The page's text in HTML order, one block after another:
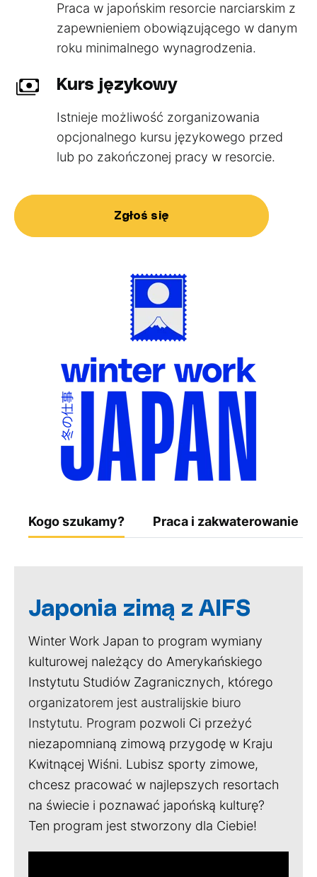
Praca w japońskim resorcie narciarskim z
zapewnieniem obowiązującego w danym
roku minimalnego wynagrodzenia.
Kurs językowy
Istnieje możliwość zorganizowania
opcjonalnego kursu językowego przed
lub po zakończonej pracy w resorcie.
Zgłoś się
Kogo szukamy? Praca i zakwaterowanie
Japonia zimą z AIFS
Winter Work Japan to program wymiany
kulturowej należący do Amerykańskiego
Instytutu Studiów Zagranicznych, którego
organizatorem jest australijskie biuro
Instytutu. Program pozwoli Ci przeżyć
niezapomnianą zimową przygodę w Kraju
Kwitnącej Wiśni. Lubisz sporty zimowe,
chcesz pracować w najlepszych resortach
na świecie i poznawać japońską kulturę?
Ten program jest stworzony dla Ciebie!